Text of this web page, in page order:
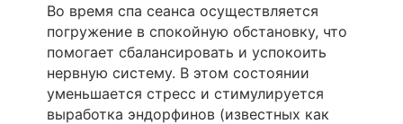
Во время спа сеанса осуществляется
погружение в спокойную обстановку, что
помогает сбалансировать и успокоить
нервную систему. В этом состоянии
уменьшается стресс и стимулируется
выработка эндорфинов (известных как